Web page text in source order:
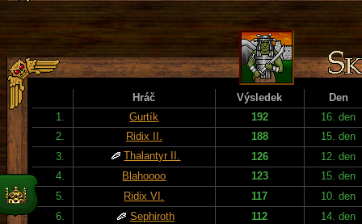
Hráč Výsledek
Den
1.
Gurtík 192
16. den
2.
Ridix II. 188
15. den
3.
Thalantyr II. 126
12. den
4.
Blahoooo 123
15. den
5.
Ridix VI. 117
10. den
6.
Sephiroth 112
14. den